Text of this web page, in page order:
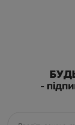
-